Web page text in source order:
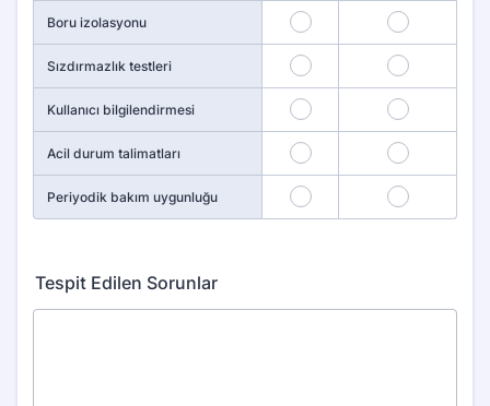
Boru izolasyonu 11 12
Sızdırmazlık testleri 13 14
Kullanıcı bilgilendirmesi 15 16
Acil durum talimatları 17 18
Periyodik bakım uygunluğu 19 20
Tespit Edilen Sorunlar